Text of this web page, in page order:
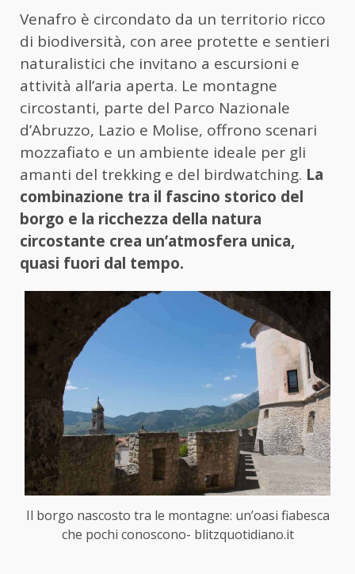
Venafro è circondato da un territorio ricco
di biodiversità, con aree protette e sentieri
naturalistici che invitano a escursioni e
attività all’aria aperta. Le montagne
circostanti, parte del Parco Nazionale
d’Abruzzo, Lazio e Molise, offrono scenari
mozzafiato e un ambiente ideale per gli
amanti del trekking e del birdwatching. La
combinazione tra il fascino storico del
borgo e la ricchezza della natura
circostante crea un’atmosfera unica,
quasi fuori dal tempo.
Il borgo nascosto tra le montagne: un’oasi fiabesca
che pochi conoscono- blitzquotidiano.it